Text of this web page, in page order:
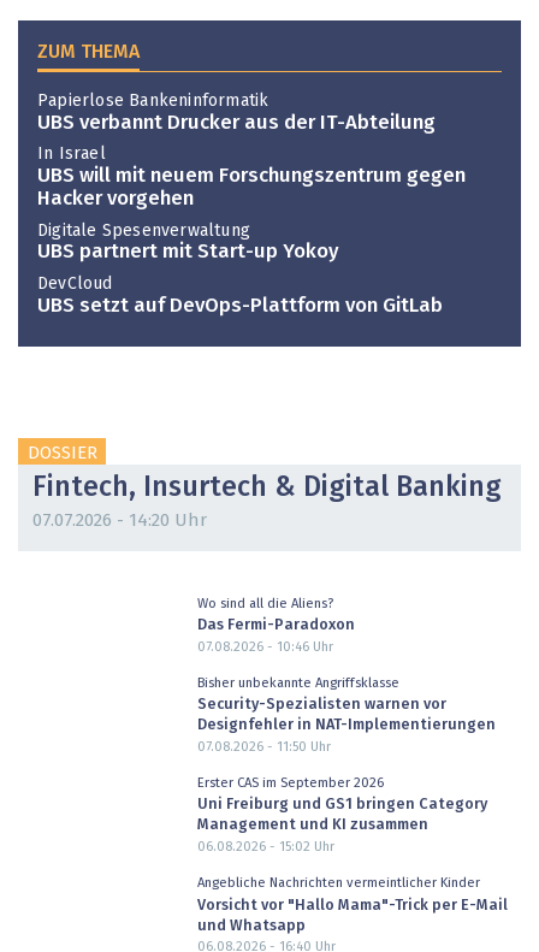
ZUM THEMA
Papierlose Bankeninformatik
UBS verbannt Drucker aus der IT-Abteilung
In Israel
UBS will mit neuem Forschungszentrum gegen
Hacker vorgehen
Digitale Spesenverwaltung
UBS partnert mit Start-up Yokoy
DevCloud
UBS setzt auf DevOps-Plattform von GitLab
DOSSIER
Fintech, Insurtech & Digital Banking
07.07.2026 - 14:20 Uhr
Wo sind all die Aliens?
Das Fermi-Paradoxon
07.08.2026 - 10:46Uhr
Bisher unbekannte Angriffsklasse
Security-Spezialisten warnen vor
Designfehler in NAT-Implementierungen
07.08.2026 - 11:50 Uhr
Erster CAS im September 2026
Uni Freiburg und GS1 bringen Category
Management und KI zusammen
06.08.2026 - 15:02 Uhr
Angebliche Nachrichten vermeintlicher Kinder
Vorsicht vor "Hallo Mama"-Trick per E-Mail
und Whatsapp
06.08.2026 - 16:40 Uhr